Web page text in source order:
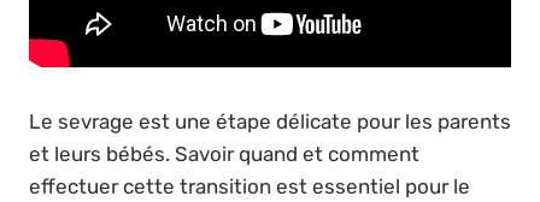
Le sevrage est une étape délicate pour les parents
et leurs bébés. Savoir quand et comment
effectuer cette transition est essentiel pour le